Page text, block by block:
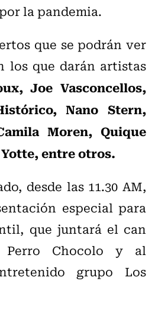
la pandemia.
que se podrán ver
los que darán artistas
Joe Vasconcellos,
Nano Stern,
Moren, Quique
entre otros.
desde las 11.30 AM,
especial para
que juntará el can
Chocolo y al
grupo Los